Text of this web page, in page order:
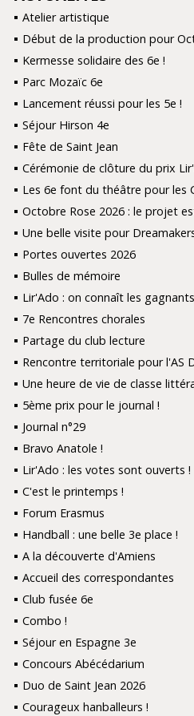
Atelier artistique
Début de la production pour
Kermesse solidaire des 6e !
Parc Mozaïc 6e
Lancement réussi pour les 5e !
Séjour Hirson 4e
Fête de Saint Jean
Cérémonie de clôture du prix
Les 6e font du théâtre pour les
Octobre Rose 2026 : le projet
Une belle visite pour
Portes ouvertes 2026
Bulles de mémoire
Lir'Ado : on connaît les
7e Rencontres chorales
Partage du club lecture
Rencontre territoriale pour l'AS
Une heure de vie de classe
5ème prix pour le journal !
Journal n°29
Bravo Anatole !
Lir'Ado : les votes sont ouverts !
C'est le printemps !
Forum Erasmus
Handball : une belle 3e place !
A la découverte d'Amiens
Accueil des correspondantes
Club fusée 6e
Combo !
Séjour en Espagne 3e
Concours Abécédarium
Duo de Saint Jean 2026
Courageux hanballeurs !